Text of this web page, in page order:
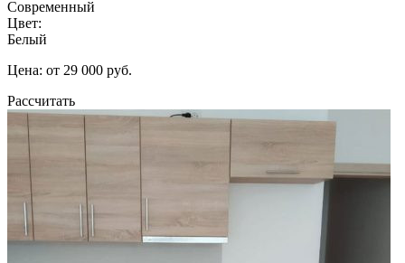
Современный
Цвет:
Белый
Цена: от 29 000 руб.
Рассчитать